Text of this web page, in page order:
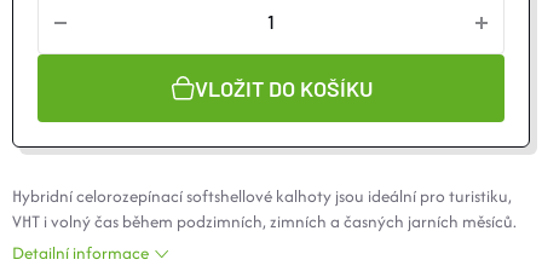
VLOŽIT DO KOŠÍKU
Hybridní celorozepínací softshellové kalhoty jsou ideální pro turistiku,
VHT i volný čas během podzimních, zimních a časných jarních měsíců.
Detailní informace